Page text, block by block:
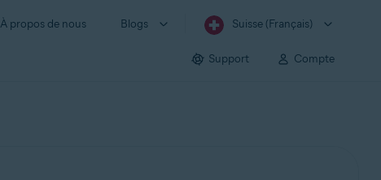
À propos de nous Blogs Suisse (Français)
Support Compte